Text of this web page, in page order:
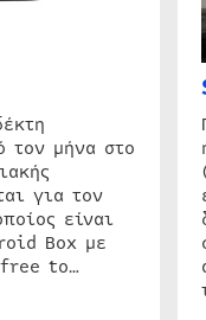
τον μήνα στο
για τον
είναι
Box με
free to…